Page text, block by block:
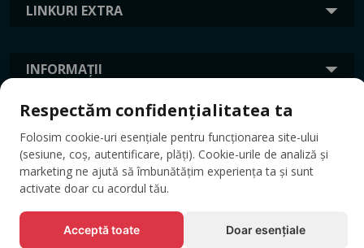
LINKURI EXTRA
INFORMAȚII
Respectăm confidențialitatea ta
Folosim cookie-uri esențiale pentru funcționarea site-ului
(sesiune, coș, autentificare, plăți). Cookie-urile de analiză și
marketing ne ajută să îmbunătățim experiența ta și sunt
activate doar cu acordul tău.
Acceptă toate Doar esențiale